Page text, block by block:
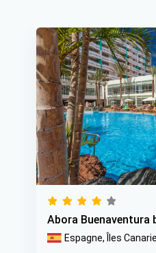
Abora Buenaventura
Espagne, Îles